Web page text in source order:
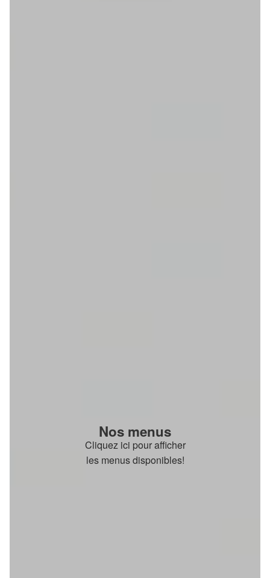
Nos menus
Cliquez ici pour afficher
les menus disponibles!